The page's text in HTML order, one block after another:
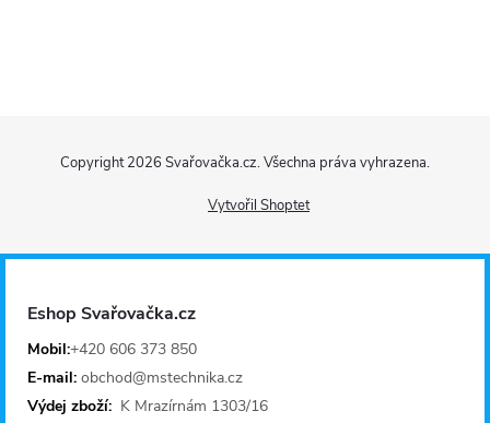
p
Vytvořil Shoptet
Copyright 2026 Svařovačka.cz. Všechna práva vyhrazena.
Eshop Svařovačka.cz
Mobil:+420 606 373 850
E-mail: obchod@mstechnika.cz
Výdej zboží: K Mrazírnám 1303/16